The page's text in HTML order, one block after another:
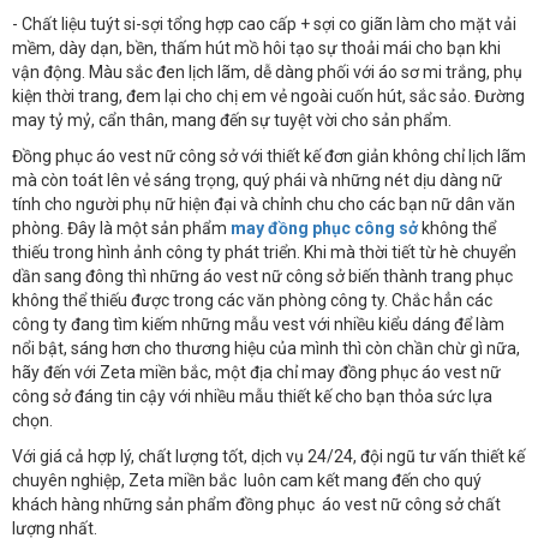
- Chất liệu tuýt si-sợi tổng hợp cao cấp + sợi co giãn làm cho mặt vải
mềm, dày dạn, bền, thấm hút mồ hôi tạo sự thoải mái cho bạn khi
vận động. Màu sắc đen lịch lãm, dễ dàng phối với áo sơ mi trắng, phụ
kiện thời trang, đem lại cho chị em vẻ ngoài cuốn hút, sắc sảo. Đường
may tỷ mỷ, cẩn thân, mang đến sự tuyệt vời cho sản phẩm.
Đồng phục áo vest nữ công sở với thiết kế đơn giản không chỉ lịch lãm
mà còn toát lên vẻ sáng trọng, quý phái và những nét dịu dàng nữ
tính cho người phụ nữ hiện đại và chỉnh chu cho các bạn nữ dân văn
phòng. Đây là một sản phẩm may đồng phục công sởkhông thể
thiếu trong hình ảnh công ty phát triển. Khi mà thời tiết từ hè chuyển
dần sang đông thì những áo vest nữ công sở biến thành trang phục
không thể thiếu được trong các văn phòng công ty. Chắc hẳn các
công ty đang tìm kiếm những mẫu vest với nhiều kiểu dáng để làm
nổi bật, sáng hơn cho thương hiệu của mình thì còn chần chừ gì nữa,
hãy đến với Zeta miền bắc, một địa chỉ may đồng phục áo vest nữ
công sở đáng tin cậy với nhiều mẫu thiết kế cho bạn thỏa sức lựa
chọn.
Với giá cả hợp lý, chất lượng tốt, dịch vụ 24/24, đội ngũ tư vấn thiết kế
chuyên nghiệp, Zeta miền bắc luôn cam kết mang đến cho quý
khách hàng những sản phẩm đồng phục áo vest nữ công sở chất
lượng nhất.